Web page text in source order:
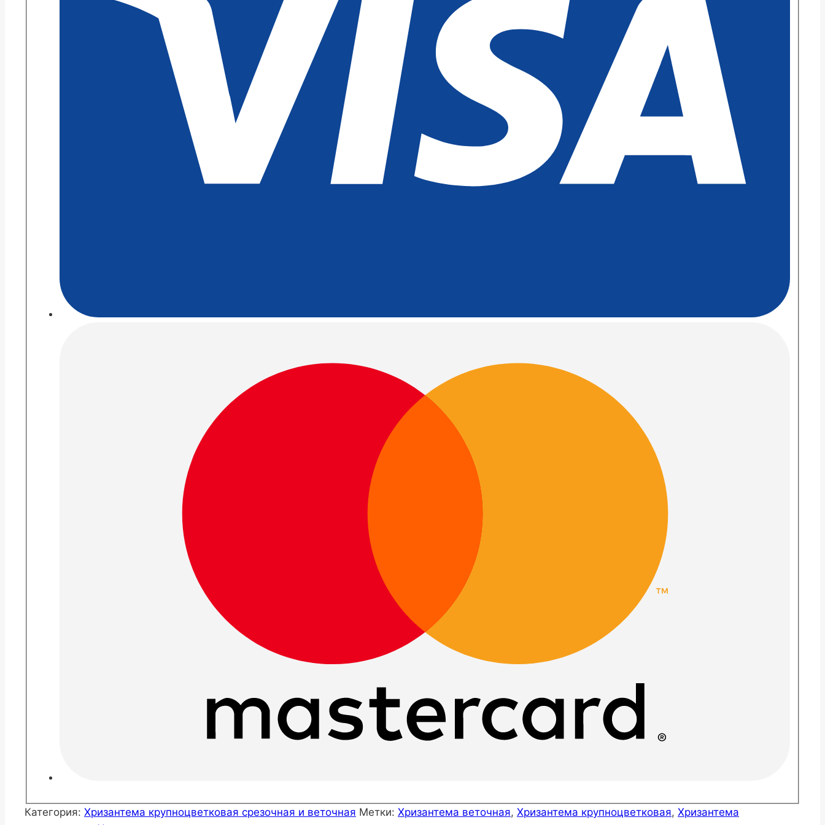
Категория: Хризантема крупноцветковая срезочная и веточная Метки: Хризантема веточная, Хризантема крупноцветковая, Хризантема